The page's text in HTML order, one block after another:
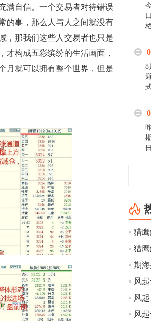
满自信。一个交易者对待错误
的事，那么人与人之间就没有
，那我们这些人交易者也只是
才构成五彩缤纷的生活画面，
月就可以拥有整个世界，但是
8